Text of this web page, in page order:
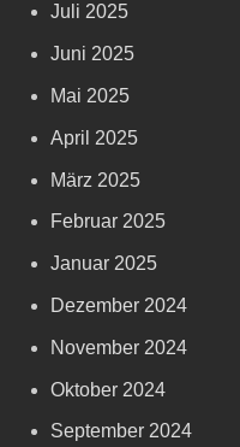
Juli 2025
Juni 2025
Mai 2025
April 2025
März 2025
Februar 2025
Januar 2025
Dezember 2024
November 2024
Oktober 2024
September 2024